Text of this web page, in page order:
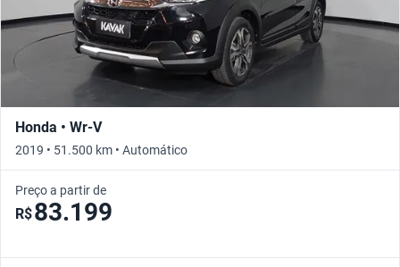
Honda • Wr-V
2019 • 51.500 km • Automático
Preço a partir de
R$83.199